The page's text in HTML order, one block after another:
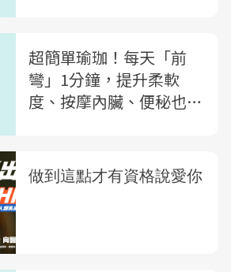
超簡單瑜珈！每天「前
彎」1分鐘，提升柔軟
度、按摩內臟、便秘也消